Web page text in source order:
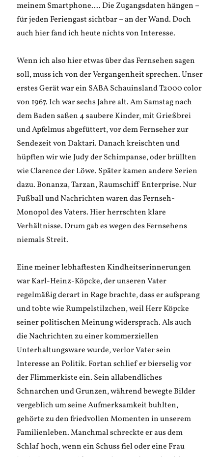
meinem Smartphone…. Die Zugangsdaten hängen –
für jeden Feriengast sichtbar – an der Wand. Doch
auch hier fand ich heute nichts von Interesse.
Wenn ich also hier etwas über das Fernsehen sagen
soll, muss ich von der Vergangenheit sprechen. Unser
erstes Gerät war ein SABA Schauinsland T2000 color
von 1967. Ich war sechs Jahre alt. Am Samstag nach
dem Baden saßen 4 saubere Kinder, mit Grießbrei
und Apfelmus abgefüttert, vor dem Fernseher zur
Sendezeit von Daktari. Danach kreischten und
hüpften wir wie Judy der Schimpanse, oder brüllten
wie Clarence der Löwe. Später kamen andere Serien
dazu. Bonanza, Tarzan, Raumschiff Enterprise. Nur
Fußball und Nachrichten waren das Fernseh-
Monopol des Vaters. Hier herrschten klare
Verhältnisse. Drum gab es wegen des Fernsehens
niemals Streit.
Eine meiner lebhaftesten Kindheitserinnerungen
war Karl-Heinz-Köpcke, der unseren Vater
regelmäßig derart in Rage brachte, dass er aufsprang
und tobte wie Rumpelstilzchen, weil Herr Köpcke
seiner politischen Meinung widersprach. Als auch
die Nachrichten zu einer kommerziellen
Unterhaltungsware wurde, verlor Vater sein
Interesse an Politik. Fortan schlief er bierselig vor
der Flimmerkiste ein. Sein allabendliches
Schnarchen und Grunzen, während bewegte Bilder
vergeblich um seine Aufmerksamkeit buhlten,
gehörte zu den friedvollen Momenten in unserem
Familienleben. Manchmal schreckte er aus dem
Schlaf hoch, wenn ein Schuss fiel oder eine Frau